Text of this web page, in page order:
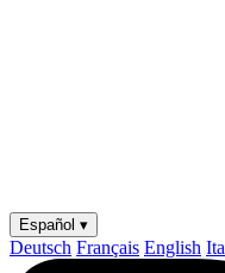
Español ▾
Deutsch Français English